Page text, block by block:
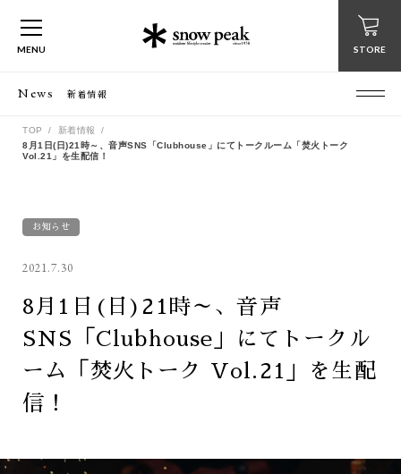
MENU STORE
News 新着情報
TOP
新着情報
8月1日(日)21時～、音声SNS「Clubhouse」にてトークルーム「焚火トーク
Vol.21」を生配信！
お知らせ
2021.7.30
8月1日(日)21時～、音声
SNS「Clubhouse」にてトークル
ーム「焚火トーク Vol.21」を生配
信！